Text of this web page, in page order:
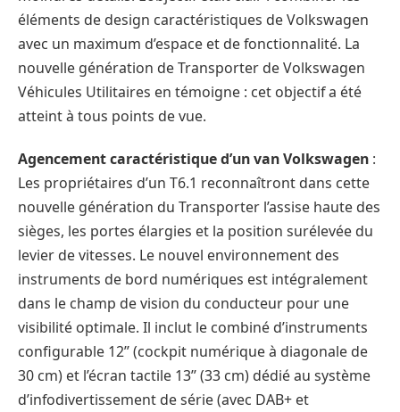
éléments de design caractéristiques de Volkswagen
avec un maximum d’espace et de fonctionnalité. La
nouvelle génération de Transporter de Volkswagen
Véhicules Utilitaires en témoigne : cet objectif a été
atteint à tous points de vue.
Agencement caractéristique d’un van Volkswagen :
Les propriétaires d’un T6.1 reconnaîtront dans cette
nouvelle génération du Transporter l’assise haute des
sièges, les portes élargies et la position surélevée du
levier de vitesses. Le nouvel environnement des
instruments de bord numériques est intégralement
dans le champ de vision du conducteur pour une
visibilité optimale. Il inclut le combiné d’instruments
configurable 12’’ (cockpit numérique à diagonale de
30 cm) et l’écran tactile 13’’ (33 cm) dédié au système
d’infodivertissement de série (avec DAB+ et